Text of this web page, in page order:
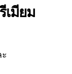
มียม